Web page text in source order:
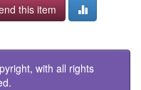
this item
with all rights